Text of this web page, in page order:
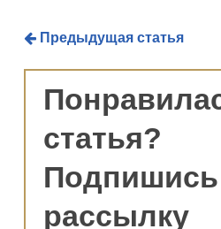
Предыдущая статья
статья?
рассылку